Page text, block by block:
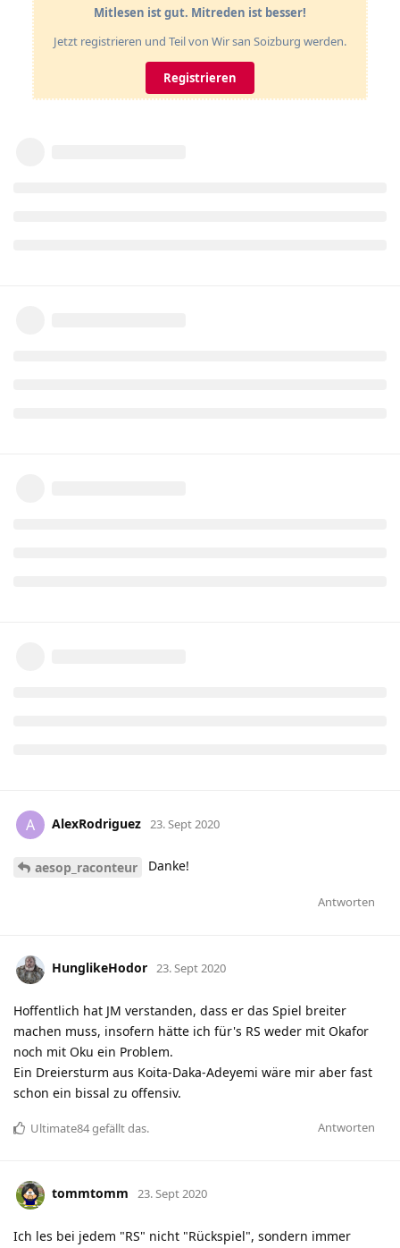
Mitlesen ist gut. Mitreden ist besser!
Jetzt registrieren und Teil von Wir san Soizburg werden.
Registrieren
A AlexRodriguez 23. Sept 2020
aesop_raconteur Danke!
Antworten
HunglikeHodor 23. Sept 2020
Hoffentlich hat JM verstanden, dass er das Spiel breiter
machen muss, insofern hätte ich für's RS weder mit Okafor
noch mit Oku ein Problem.
Ein Dreiersturm aus Koita-Daka-Adeyemi wäre mir aber fast
schon ein bissal zu offensiv.
Antworten
Ultimate84gefällt das.
tommtomm 23. Sept 2020
Ich les bei jedem "RS" nicht "Rückspiel", sondern immer